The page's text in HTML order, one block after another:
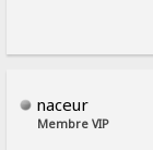
naceur
Membre VIP